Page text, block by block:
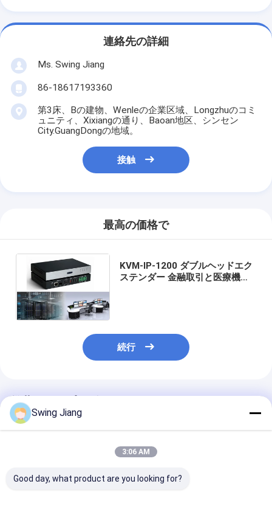
連絡先の詳細
Ms. Swing Jiang
86-18617193360
第3床、Bの建物、Wenleの企業区域、Longzhuのコミ
ュニティ、Xixiangの通り、Baoan地区、シンセン
City.GuangDongの地域。
接触
最高の価格で
KVM-IP-1200 ダブルヘッドエク
ステンダー 金融取引と医療機器
続行
推薦されたプロダクト
Swing Jiang
3:06 AM
Good day, what product are you looking for?